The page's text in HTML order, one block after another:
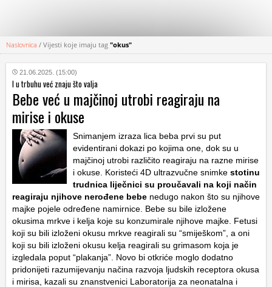
KATEGORIJE
HRVATSKI
WEB
Naslovnica / Vijesti koje imaju tag "okus"
21.06.2025. (15:00)
I u trbuhu već znaju što valja
Bebe već u majčinoj utrobi reagiraju na
mirise i okuse
Snimanjem izraza lica beba prvi su put
evidentirani dokazi po kojima one, dok su u
majčinoj utrobi različito reagiraju na razne mirise
i okuse. Koristeći 4D ultrazvučne snimke stotinu
trudnica liječnici su proučavali na koji način
reagiraju njihove nerođene bebe nedugo nakon što su njihove
majke pojele određene namirnice. Bebe su bile izložene
okusima mrkve i kelja koje su konzumirale njihove majke. Fetusi
koji su bili izloženi okusu mrkve reagirali su “smiješkom”, a oni
koji su bili izloženi okusu kelja reagirali su grimasom koja je
izgledala poput “plakanja”. Novo bi otkriće moglo dodatno
pridonijeti razumijevanju načina razvoja ljudskih receptora okusa
i mirisa, kazali su znanstvenici Laboratorija za neonatalna i